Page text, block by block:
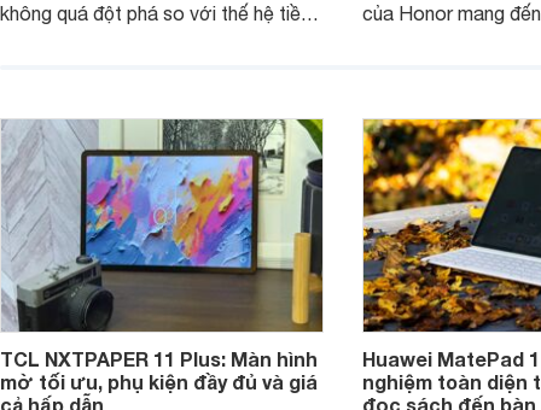
không quá đột phá so với thế hệ tiền
đến trải nghiệm người dùng liền mạch
và mượt mà hơn.
của Honor mang
để lại một điểm trừ
TCL NXTPAPER 11 Plus: Màn hình
mờ tối ưu, phụ kiện đầy đủ và giá
cả hấp dẫn
Huawei MatePad
nghiệm toàn diện
đọc sách đến